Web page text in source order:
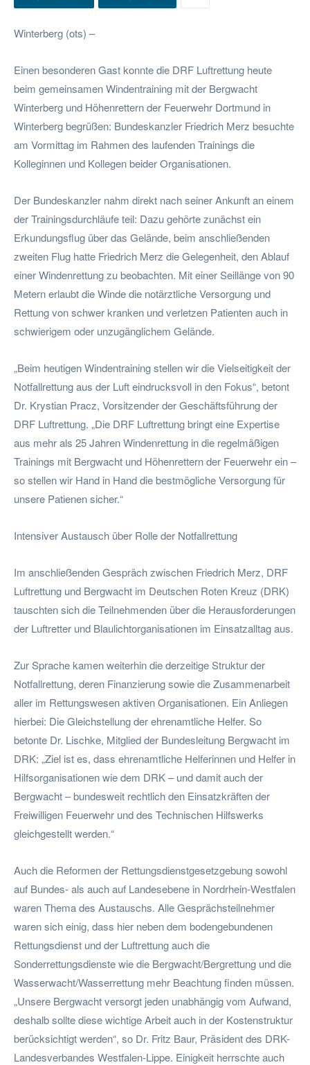
Winterberg (ots) –
Einen besonderen Gast konnte die DRF Luftrettung heute
beim gemeinsamen Windentraining mit der Bergwacht
Winterberg und Höhenrettern der Feuerwehr Dortmund in
Winterberg begrüßen: Bundeskanzler Friedrich Merz besuchte
am Vormittag im Rahmen des laufenden Trainings die
Kolleginnen und Kollegen beider Organisationen.
Der Bundeskanzler nahm direkt nach seiner Ankunft an einem
der Trainingsdurchläufe teil: Dazu gehörte zunächst ein
Erkundungsflug über das Gelände, beim anschließenden
zweiten Flug hatte Friedrich Merz die Gelegenheit, den Ablauf
einer Windenrettung zu beobachten. Mit einer Seillänge von 90
Metern erlaubt die Winde die notärztliche Versorgung und
Rettung von schwer kranken und verletzen Patienten auch in
schwierigem oder unzugänglichem Gelände.
„Beim heutigen Windentraining stellen wir die Vielseitigkeit der
Notfallrettung aus der Luft eindrucksvoll in den Fokus“, betont
Dr. Krystian Pracz, Vorsitzender der Geschäftsführung der
DRF Luftrettung. „Die DRF Luftrettung bringt eine Expertise
aus mehr als 25 Jahren Windenrettung in die regelmäßigen
Trainings mit Bergwacht und Höhenrettern der Feuerwehr ein –
so stellen wir Hand in Hand die bestmögliche Versorgung für
unsere Patienen sicher.“
Intensiver Austausch über Rolle der Notfallrettung
Im anschließenden Gespräch zwischen Friedrich Merz, DRF
Luftrettung und Bergwacht im Deutschen Roten Kreuz (DRK)
tauschten sich die Teilnehmenden über die Herausforderungen
der Luftretter und Blaulichtorganisationen im Einsatzalltag aus.
Zur Sprache kamen weiterhin die derzeitige Struktur der
Notfallrettung, deren Finanzierung sowie die Zusammenarbeit
aller im Rettungswesen aktiven Organisationen. Ein Anliegen
hierbei: Die Gleichstellung der ehrenamtliche Helfer. So
betonte Dr. Lischke, Mitglied der Bundesleitung Bergwacht im
DRK: „Ziel ist es, dass ehrenamtliche Helferinnen und Helfer in
Hilfsorganisationen wie dem DRK – und damit auch der
Bergwacht – bundesweit rechtlich den Einsatzkräften der
Freiwilligen Feuerwehr und des Technischen Hilfswerks
gleichgestellt werden.“
Auch die Reformen der Rettungsdienstgesetzgebung sowohl
auf Bundes- als auch auf Landesebene in Nordrhein-Westfalen
waren Thema des Austauschs. Alle Gesprächsteilnehmer
waren sich einig, dass hier neben dem bodengebundenen
Rettungsdienst und der Luftrettung auch die
Sonderrettungsdienste wie die Bergwacht/Bergrettung und die
Wasserwacht/Wasserrettung mehr Beachtung finden müssen.
„Unsere Bergwacht versorgt jeden unabhängig vom Aufwand,
deshalb sollte diese wichtige Arbeit auch in der Kostenstruktur
berücksichtigt werden“, so Dr. Fritz Baur, Präsident des DRK-
Landesverbandes Westfalen-Lippe. Einigkeit herrschte auch